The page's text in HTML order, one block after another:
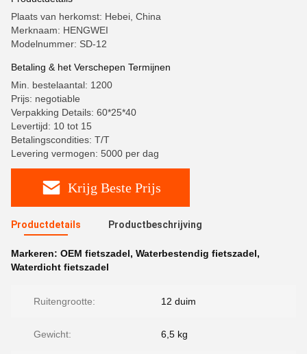
Plaats van herkomst: Hebei, China
Merknaam: HENGWEI
Modelnummer: SD-12
Betaling & het Verschepen Termijnen
Min. bestelaantal: 1200
Prijs: negotiable
Verpakking Details: 60*25*40
Levertijd: 10 tot 15
Betalingscondities: T/T
Levering vermogen: 5000 per dag
Krijg Beste Prijs
Productdetails Productbeschrijving
Markeren: OEM fietszadel, Waterbestendig fietszadel,
Waterdicht fietszadel
Ruitengrootte: 12 duim
Gewicht: 6,5 kg